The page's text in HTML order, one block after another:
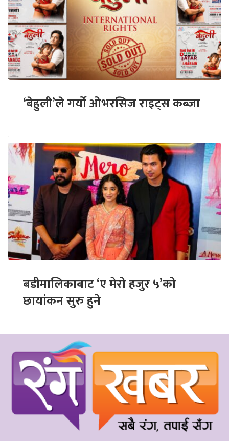
‘बेहुली’ले गर्यो ओभरसिज राइट्स कब्जा
बडीमालिकाबाट ‘ए मेरो हजुर ५’को
छायांकन सुरु हुने